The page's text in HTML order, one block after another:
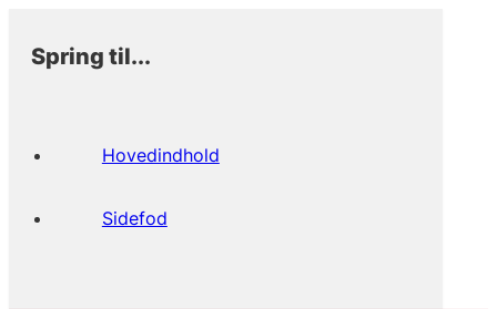
Spring til...
Hovedindhold
Sidefod